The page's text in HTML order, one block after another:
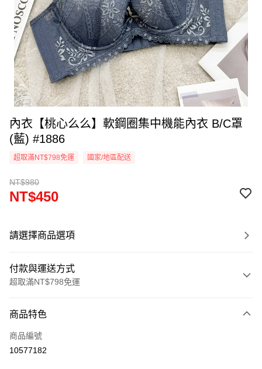
內衣【桃心么么】軟鋼圈集中機能內衣 B/C罩
(藍) #1886
超取滿NT$798免運 國家/地區配送
NT$980
NT$450
請選擇商品選項
付款與運送方式
超取滿NT$798免運
信用卡一次付款
超商取貨付款
商品特色
商品編號
10577182